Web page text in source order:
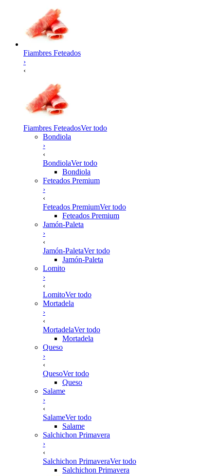
Fiambres Feteados
›
‹
Fiambres FeteadosVer todo
Bondiola
›
‹
BondiolaVer todo
Bondiola
Feteados Premium
›
‹
Feteados PremiumVer todo
Feteados Premium
Jamón-Paleta
›
‹
Jamón-PaletaVer todo
Jamón-Paleta
Lomito
›
‹
LomitoVer todo
Mortadela
›
‹
MortadelaVer todo
Mortadela
Queso
›
‹
QuesoVer todo
Queso
Salame
›
‹
SalameVer todo
Salame
Salchichon Primavera
›
‹
Salchichon PrimaveraVer todo
Salchichon Primavera